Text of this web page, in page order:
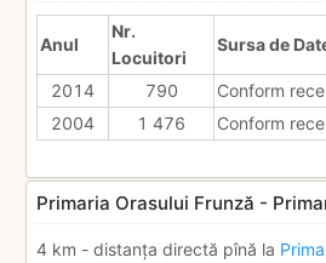
Anul
Nr.
Locuitori
Sursa de
2014 790
Conform
2004
1 476 Conform
Primaria Orasului Frunză -
4 km - distanța directă pînă la